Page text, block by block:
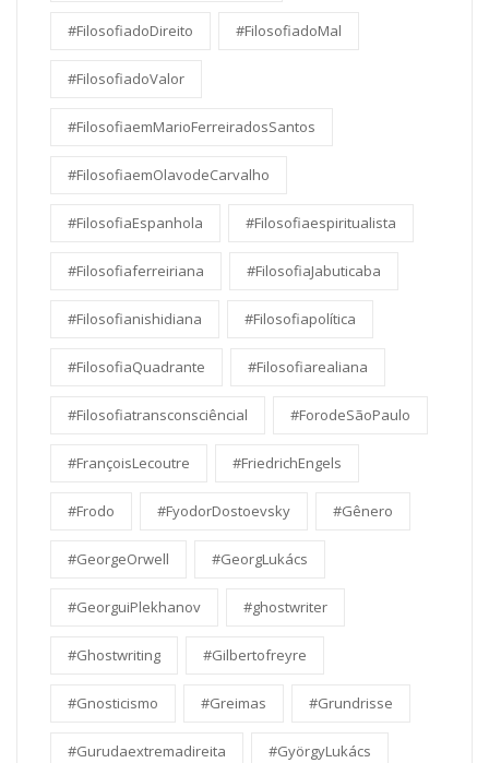
#FilosofiadoDireito #FilosofiadoMal
#FilosofiadoValor
#FilosofiaemMarioFerreiradosSantos
#FilosofiaemOlavodeCarvalho
#FilosofiaEspanhola #Filosofiaespiritualista
#Filosofiaferreiriana #FilosofiaJabuticaba
#Filosofianishidiana #Filosofiapolítica
#FilosofiaQuadrante #Filosofiarealiana
#Filosofiatransconsciêncial #ForodeSãoPaulo
#FrançoisLecoutre #FriedrichEngels
#Frodo #FyodorDostoevsky #Gênero
#GeorgeOrwell #GeorgLukács
#GeorguiPlekhanov #ghostwriter
#Ghostwriting #Gilbertofreyre
#Gnosticismo #Greimas #Grundrisse
#Gurudaextremadireita #GyörgyLukács